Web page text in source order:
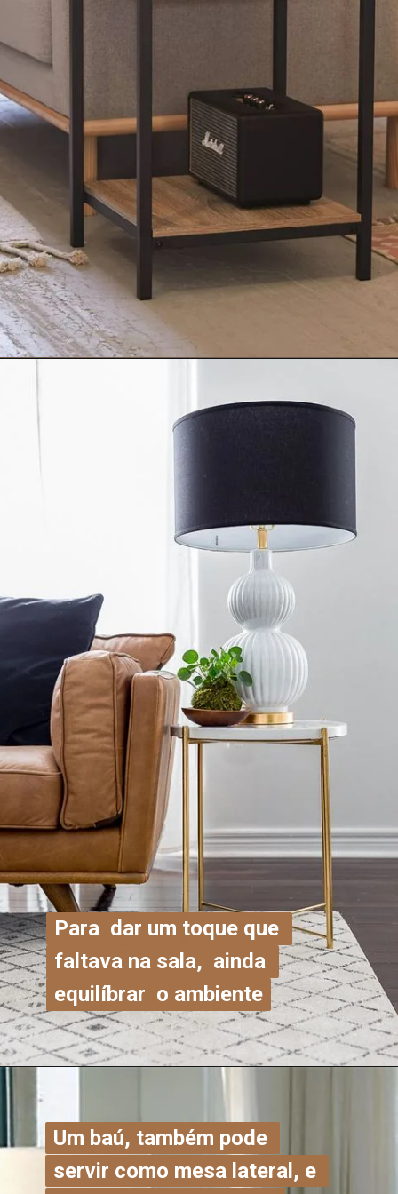
Para  dar um toque que
faltava na sala,  ainda
equilíbrar  o ambiente
Para  dar um toque que
faltava na sala,  ainda
equilíbrar  o ambiente
Um baú, também pode
servir como mesa lateral, e
Um baú, também pode
servir como mesa lateral, e